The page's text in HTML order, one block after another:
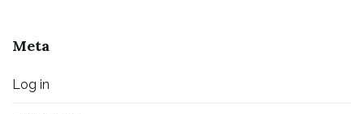
Meta
Log in